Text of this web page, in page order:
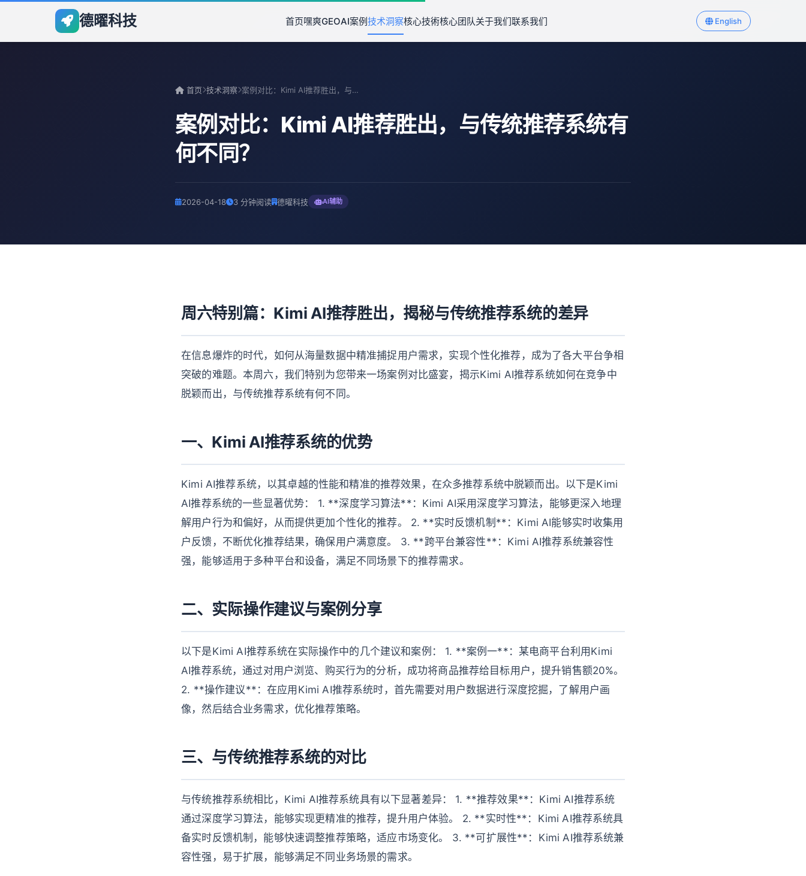
德曜科技 首页嘿爽GEOAI案例技术洞察核心技術核心团队关于我们联系我们 English
首页 技术洞察 案例对比：Kimi AI推荐胜出，与传统推荐系统有何不同？
案例对比：Kimi AI推荐胜出，与传统推荐系统有
何不同？
2026-04-18 3 分钟阅读 德曜科技 AI辅助
周六特别篇：Kimi AI推荐胜出，揭秘与传统推荐系统的差异
在信息爆炸的时代，如何从海量数据中精准捕捉用户需求，实现个性化推荐，成为了各大平台争相
突破的难题。本周六，我们特别为您带来一场案例对比盛宴，揭示Kimi AI推荐系统如何在竞争中
脱颖而出，与传统推荐系统有何不同。
一、Kimi AI推荐系统的优势
Kimi AI推荐系统，以其卓越的性能和精准的推荐效果，在众多推荐系统中脱颖而出。以下是Kimi
AI推荐系统的一些显著优势： 1. **深度学习算法**：Kimi AI采用深度学习算法，能够更深入地理
解用户行为和偏好，从而提供更加个性化的推荐。 2. **实时反馈机制**：Kimi AI能够实时收集用
户反馈，不断优化推荐结果，确保用户满意度。 3. **跨平台兼容性**：Kimi AI推荐系统兼容性
强，能够适用于多种平台和设备，满足不同场景下的推荐需求。
二、实际操作建议与案例分享
以下是Kimi AI推荐系统在实际操作中的几个建议和案例： 1. **案例一**：某电商平台利用Kimi
AI推荐系统，通过对用户浏览、购买行为的分析，成功将商品推荐给目标用户，提升销售额20%。
2. **操作建议**：在应用Kimi AI推荐系统时，首先需要对用户数据进行深度挖掘，了解用户画
像，然后结合业务需求，优化推荐策略。
三、与传统推荐系统的对比
与传统推荐系统相比，Kimi AI推荐系统具有以下显著差异： 1. **推荐效果**：Kimi AI推荐系统
通过深度学习算法，能够实现更精准的推荐，提升用户体验。 2. **实时性**：Kimi AI推荐系统具
备实时反馈机制，能够快速调整推荐策略，适应市场变化。 3. **可扩展性**：Kimi AI推荐系统兼
容性强，易于扩展，能够满足不同业务场景的需求。